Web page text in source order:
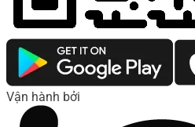
Vận hành bởi